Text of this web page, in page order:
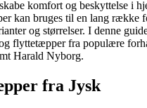
komfort og beskyttelse i
kan bruges til en lang række
og størrelser. I denne
flyttetæpper fra populære
Harald Nyborg.
fra Jysk